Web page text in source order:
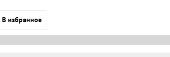
в исполнении блистательной Ширли Маклейн.
В избранное